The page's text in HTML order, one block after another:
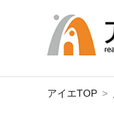
アイエTOP